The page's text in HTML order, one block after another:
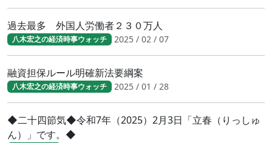
過去最多 外国人労働者２３０万人
八木宏之の経済時事ウォッチ 2025 / 02 / 07
融資担保ルール明確新法要綱案
八木宏之の経済時事ウォッチ 2025 / 01 / 28
◆二十四節気◆令和7年（2025）2月3日「立春（りっしゅ
ん）」です。◆